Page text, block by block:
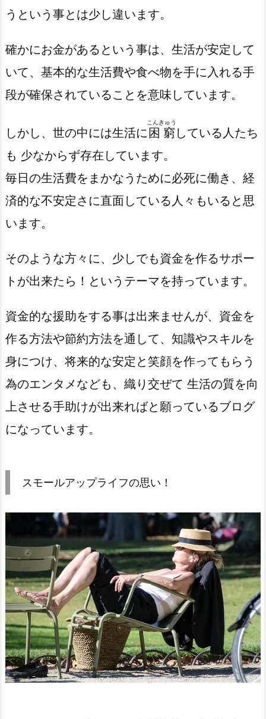
うという事とは少し違います。
確かにお金があるという事は、生活が安定して
いて、基本的な生活費や食べ物を手に入れる手
段が確保されていることを意味しています。
しかし、世の中には生活に困窮
こんきゅう
している人たち
も 少なからず存在しています。
毎日の生活費をまかなうために必死に働き、経
済的な不安定さに直面している人々もいると思
います。
そのような方々に、少しでも資金を作るサポー
トが出来たら！というテーマを持っています。
資金的な援助をする事は出来ませんが、資金を
作る方法や節約方法を通して、知識やスキルを
身につけ、将来的な安定と笑顔を作ってもらう
為のエンタメなども、織り交ぜて 生活の質を向
上させる手助けが出来ればと願っているブログ
になっています。
スモールアップライフの思い！